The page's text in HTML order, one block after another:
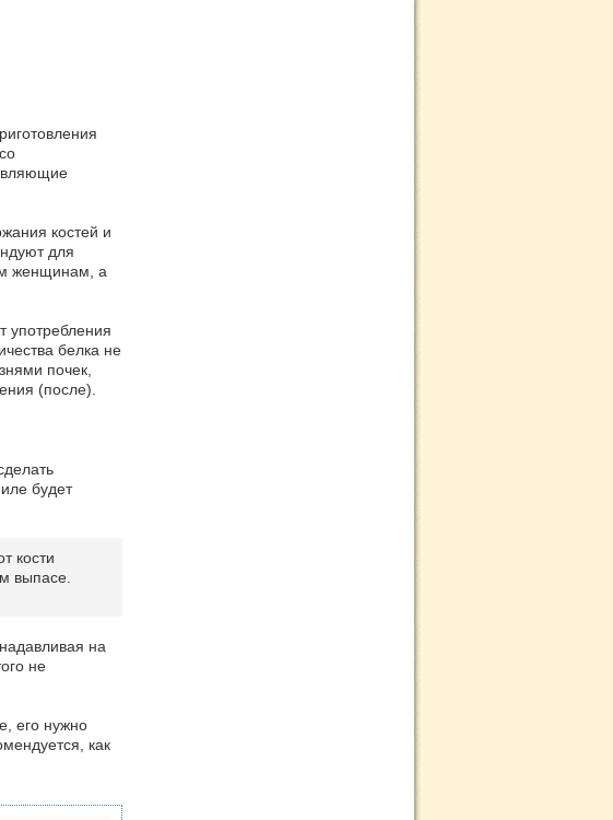
костей и
для
женщинам, а
употребления
белка не
почек,
(после).
будет
кости
выпасе.
на
не
его нужно
как